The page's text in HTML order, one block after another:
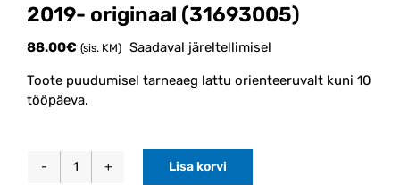
2019- originaal (31693005)
88.00€ (sis. KM) Saadaval järeltellimisel
Toote puudumisel tarneaeg lattu orienteeruvalt kuni 10
tööpäeva.
Tagaluugi
Lisa korvi